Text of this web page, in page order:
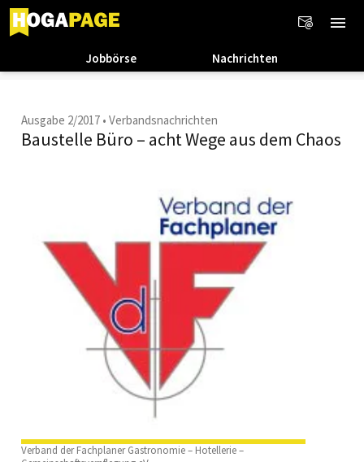
Jobbörse Nachrichten
Ausgabe 2/2017 • Verbandsnachrichten
Baustelle Büro – acht Wege aus dem Chaos
Verband der Fachplaner Gastronomie – Hotellerie –